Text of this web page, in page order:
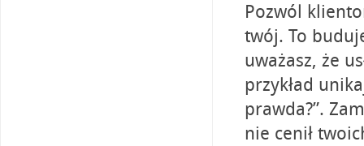
Pozwól
twój. To
uważasz, że
przykład
prawda?”.
nie cenił